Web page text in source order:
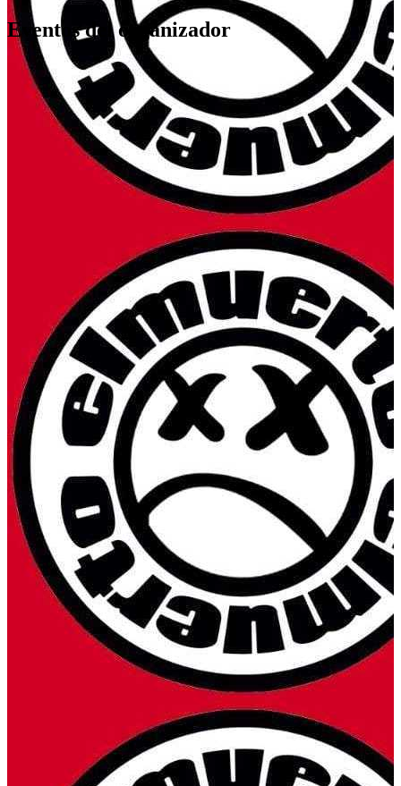
Eventos del organizador
La Noche De La Bestia | ElMuerto + Waano
elmuerto
Armilla, ES
Enamorados del Ruido
elmuerto